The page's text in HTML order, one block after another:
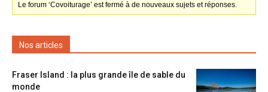
Le forum ‘Covoiturage’ est fermé à de nouveaux sujets et réponses.
Nos articles
Fraser Island : la plus grande île de sable du
monde